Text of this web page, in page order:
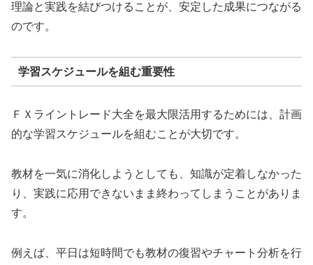
理論と実践を結びつけることが、安定した成果につながる
のです。
学習スケジュールを組む重要性
ＦＸライントレード大全を最大限活用するためには、計画
的な学習スケジュールを組むことが大切です。
教材を一気に消化しようとしても、知識が定着しなかった
り、実践に応用できないまま終わってしまうことがありま
す。
例えば、平日は短時間でも教材の復習やチャート分析を行